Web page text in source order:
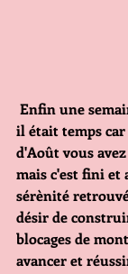
il était temps
d'Août vous
mais c'est fini et
sérènité
désir de
blocages de
avancer et